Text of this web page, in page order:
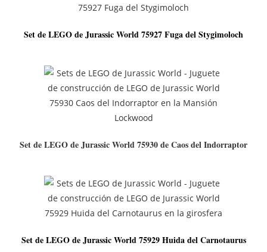
Set de LEGO de Jurassic World 75927 Fuga del Stygimoloch
Set de LEGO de Jurassic World 75930 de Caos del Indorraptor
Set de LEGO de Jurassic World 75929 Huida del Carnotaurus